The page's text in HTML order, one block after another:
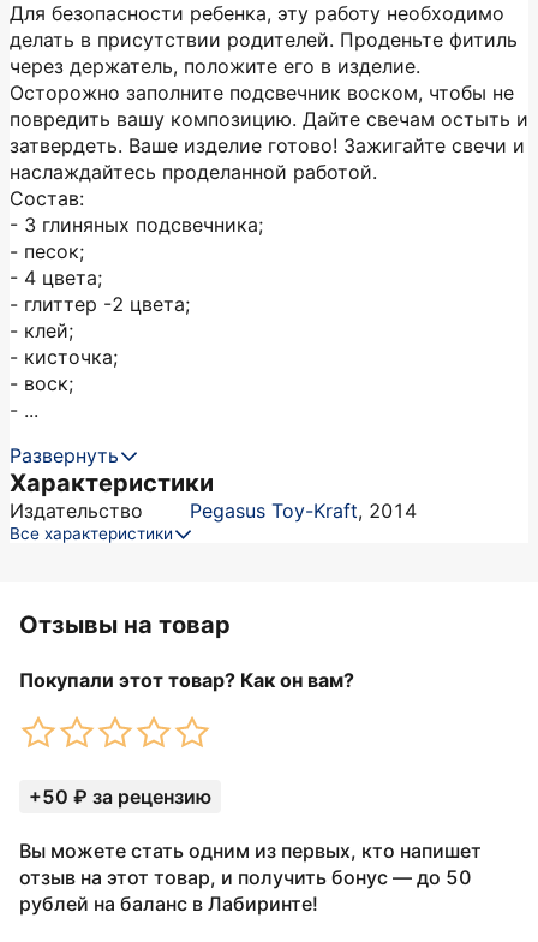
Для безопасности ребенка, эту работу необходимо
делать в присутствии родителей. Проденьте фитиль
через держатель, положите его в изделие.
Осторожно заполните подсвечник воском, чтобы не
повредить вашу композицию. Дайте свечам остыть и
затвердеть. Ваше изделие готово! Зажигайте свечи и
наслаждайтесь проделанной работой.
Состав:
- 3 глиняных подсвечника;
- песок;
- 4 цвета;
- глиттер -2 цвета;
- клей;
- кисточка;
- воск;
- ...
Развернуть
Характеристики
Издательство Pegasus Toy-Kraft, 2014
Все характеристики
Отзывы на товар
Покупали этот товар? Как он вам?
+50 ₽ за рецензию
Вы можете стать одним из первых, кто напишет
отзыв на этот товар, и получить бонус — до 50
рублей на баланс в Лабиринте!